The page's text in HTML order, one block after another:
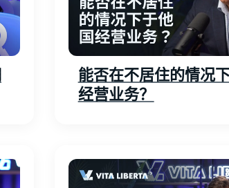
能否在不居住的情况
经营业务？